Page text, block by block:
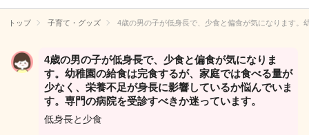
女性専用匿名QA
イト
トップ 子育て・グッズ 4歳の男の子が低身長で、少食と偏食が気になります
4歳の男の子が低身長で、少食と偏食が気になりま
す。幼稚園の給食は完食するが、家庭では食べる量が
少なく、栄養不足が身長に影響しているか悩んでいま
す。専門の病院を受診すべきか迷っています。
低身長と少食